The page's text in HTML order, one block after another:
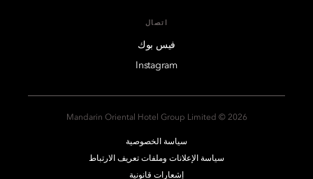
اتصال
فيس بوك
Instagram
2026 © Mandarin Oriental Hotel Group Limited
سياسة الخصوصية
سياسة الإعلانات وملفات تعريف الارتباط
إشعارات قانونية